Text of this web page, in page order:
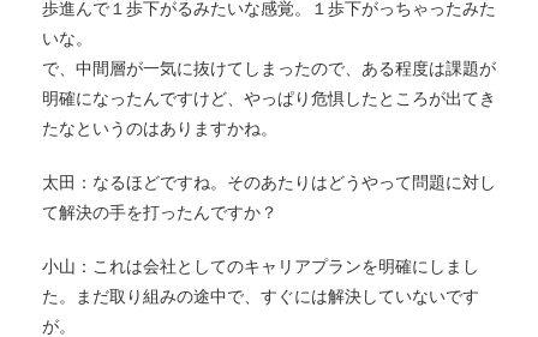
歩進んで１歩下がるみたいな感覚。１歩下がっちゃったみた
いな。
で、中間層が一気に抜けてしまったので、ある程度は課題が
明確になったんですけど、やっぱり危惧したところが出てき
たなというのはありますかね。
太田：なるほどですね。そのあたりはどうやって問題に対し
て解決の手を打ったんですか？
小山：これは会社としてのキャリアプランを明確にしまし
た。まだ取り組みの途中で、すぐには解決していないです
が。